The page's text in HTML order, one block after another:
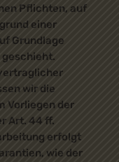
Pflichten, auf
einer
Grundlage
wir die
Vorliegen der
Art. 44 ff.
erfolgt
wie der